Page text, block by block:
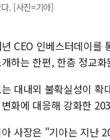
. [사진=기아]
CEO 인베스터데이를
하는 한편, 한층 정교
대내외 불확실성이
화에 대응해 강화한
사장은 "기아는 지난